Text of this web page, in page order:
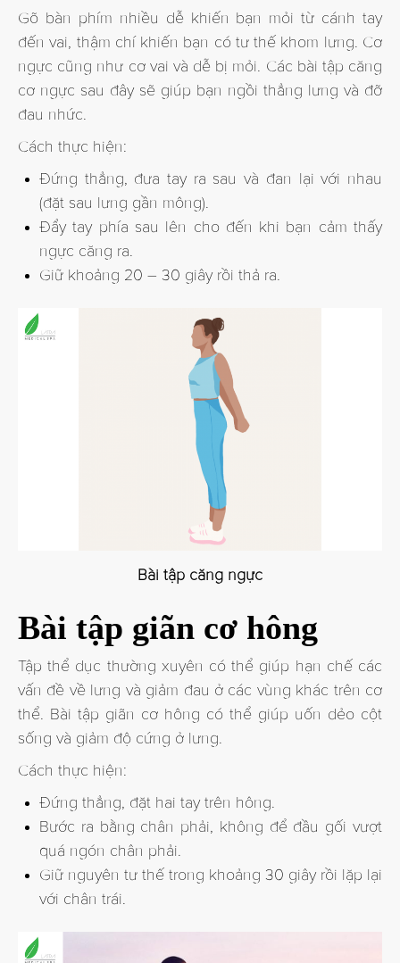
Gõ bàn phím nhiều dễ khiến bạn mỏi từ cánh tay
đến vai, thậm chí khiến bạn có tư thế khom lưng. Cơ
ngực cũng như cơ vai và dễ bị mỏi. Các bài tập căng
cơ ngực sau đây sẽ giúp bạn ngồi thẳng lưng và đỡ
đau nhức.
Cách thực hiện:
Đứng thẳng, đưa tay ra sau và đan lại với nhau
(đặt sau lưng gần mông).
Đẩy tay phía sau lên cho đến khi bạn cảm thấy
ngực căng ra.
Giữ khoảng 20 – 30 giây rồi thả ra.
Bài tập căng ngực
Bài tập giãn cơ hông
Tập thể dục thường xuyên có thể giúp hạn chế các
vấn đề về lưng và giảm đau ở các vùng khác trên cơ
thể. Bài tập giãn cơ hông có thể giúp uốn dẻo cột
sống và giảm độ cứng ở lưng.
Cách thực hiện:
Đứng thẳng, đặt hai tay trên hông.
Bước ra bằng chân phải, không để đầu gối vượt
quá ngón chân phải.
Giữ nguyên tư thế trong khoảng 30 giây rồi lặp lại
với chân trái.